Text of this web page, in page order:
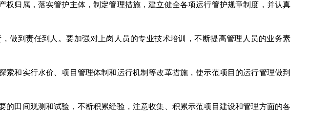
权归属，落实管护主体，制定管理措施，建立健全各项运行管护规章制度，并认真
做到责任到人。要加强对上岗人员的专业技术培训，不断提高管理人员的业务素
和实行水价、项目管理体制和运行机制等改革措施，使示范项目的运行管理做到
的田间观测和试验，不断积累经验，注意收集、积累示范项目建设和管理方面的各